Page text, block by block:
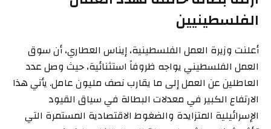
الفلسطينيين
أعلنت وزيرة العمل الفلسطينية، إيناس العطاري، أن سوق
العمل الفلسطيني يواجه ظروفاً استثنائية، حيث وصل عدد
العاطلين عن العمل إلى ما يقارب نصف مليون عامل. يأتي هذا
الارتفاع الكبير في معدلات البطالة في سياق القيود
الإسرائيلية المتزايدة والضغوط الاقتصادية المستمرة التي